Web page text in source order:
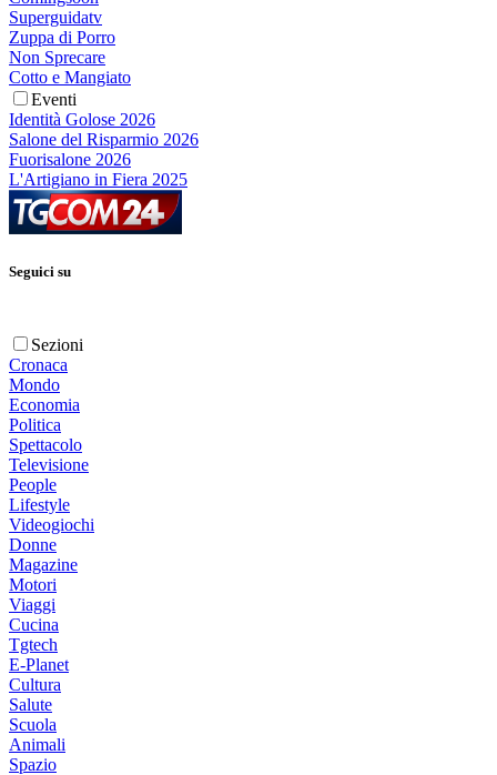
Superguidatv
Zuppa di Porro
Non Sprecare
Cotto e Mangiato
Eventi
Identità Golose 2026
Salone del Risparmio 2026
Fuorisalone 2026
L'Artigiano in Fiera 2025
Seguici su
Sezioni
Cronaca
Mondo
Economia
Politica
Spettacolo
Televisione
People
Lifestyle
Videogiochi
Donne
Magazine
Motori
Viaggi
Cucina
Tgtech
E-Planet
Cultura
Salute
Scuola
Animali
Spazio